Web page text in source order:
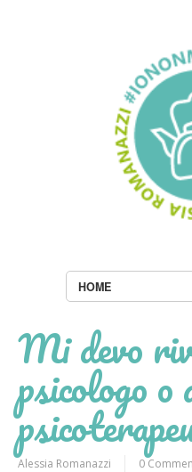
HOME
Mi devo
psicologo o
Alessia Romanazzi 0